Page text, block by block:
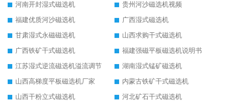
河南开封湿式磁选机
贵州河沙磁选机视频
福建优质河沙磁选机
广西湿式磁选机
甘肃湿式永磁磁选机
山西求购干式磁选机
广西铁矿干式磁选机
福建强磁平板磁选机说明书
江苏湿式逆流磁选机溢流调节
湖南湿式锰矿磁选机
山西高梯度平板磁选机厂家
内蒙古铁矿干式磁选机
山西干粉立式磁选机
河北矿石干式磁选机